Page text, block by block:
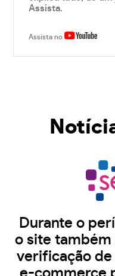
Assista.
Assista no
Durante o
o site
verificação